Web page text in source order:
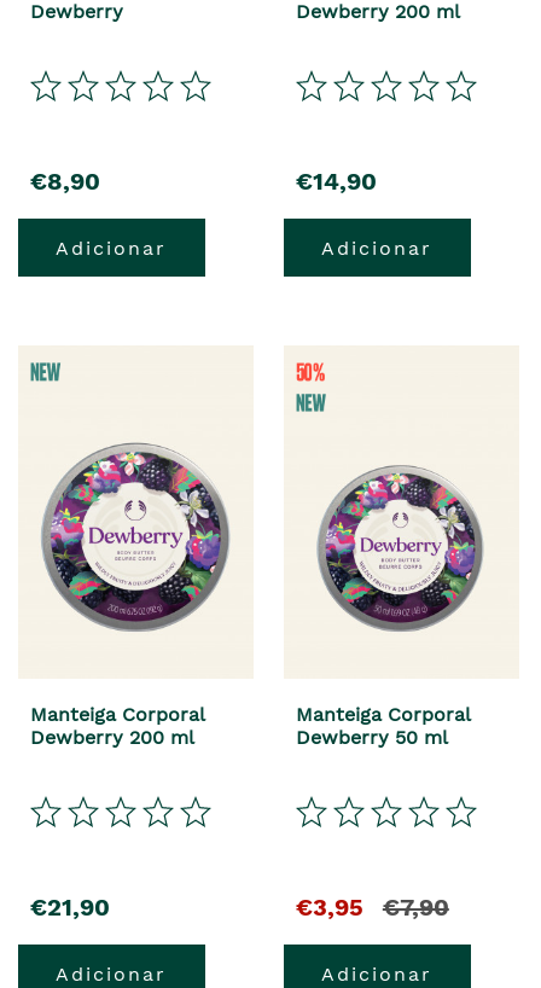
Dewberry
€8,90
Adicionar
Dewberry 200 ml
€14,90
Adicionar
Manteiga Corporal
Dewberry 200 ml
€21,90
Adicionar
Manteiga Corporal
Dewberry 50 ml
€3,95 €7,90
Adicionar